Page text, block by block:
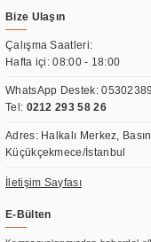
Bize Ulaşın
Çalışma Saatleri:
Hafta içi: 08:00 - 18:00
WhatsApp Destek:
Tel: 0212 293 58 26
Adres: Halkalı Merkez,
Küçükçekmece/İstanbul
İletişim Sayfası
E-Bülten